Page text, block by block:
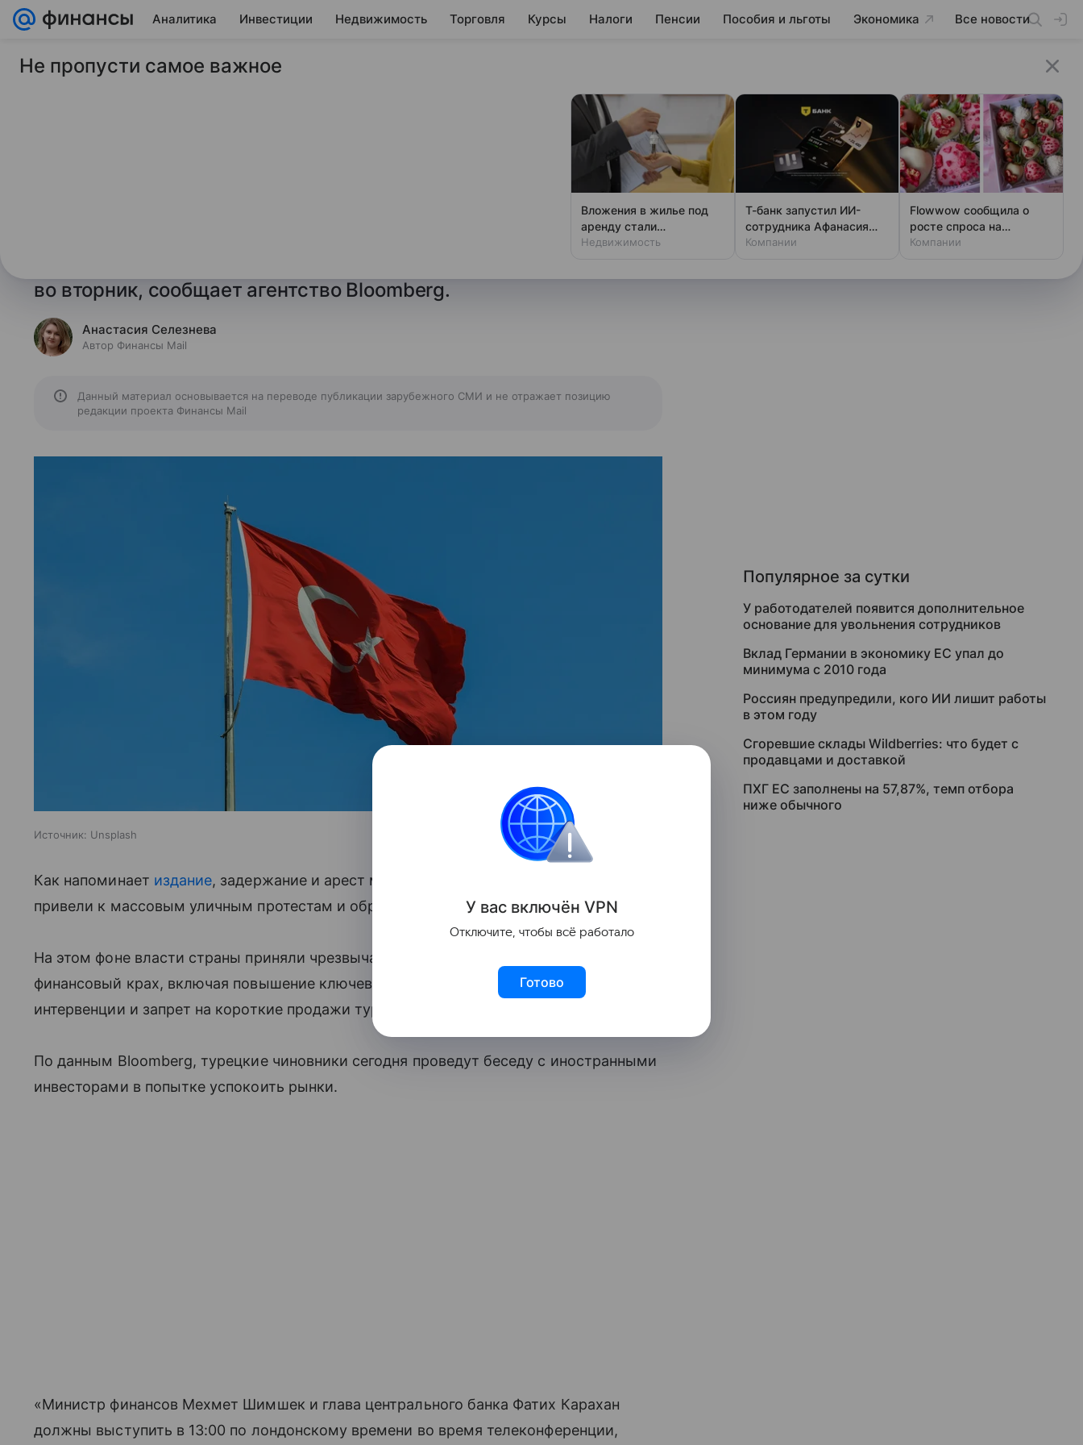
Аналитика Инвестиции Недвижимость Торговля Курсы Налоги Пенсии Пособия и льготы Экономика Все новости
25 марта 2025 Финансы Mail
во вторник, сообщает агентство Bloomberg.
Анастасия Селезнева
Автор Финансы Mail
Данный материал основывается на переводе публикации зарубежного СМИ и не отражает позицию
редакции проекта Финансы Mail
Источник: Unsplash
Как напоминает издание, задержание и арест мэра Стамбула Экрема Имамоглу
привели к массовым уличным протестам и обрушили турецкие активы.
На этом фоне власти страны приняли чрезвычайные меры, чтобы остановить
финансовый крах, включая повышение ключевой процентной ставки, валютные
интервенции и запрет на короткие продажи турецких
По данным Bloomberg, турецкие чиновники сегодня проведут беседу с иностранными
инвесторами в попытке успокоить рынки.
«Министр финансов Мехмет Шимшек и глава центрального банка Фатих Карахан
должны выступить в 13:00 по лондонскому времени во время телеконференции,
Популярное за сутки
У работодателей появится дополнительное
основание для увольнения сотрудников
Вклад Германии в экономику ЕС упал до
минимума с 2010 года
Россиян предупредили, кого ИИ лишит работы
в этом году
Сгоревшие склады Wildberries: что будет с
продавцами и доставкой
ПХГ ЕС заполнены на 57,87%, темп отбора
ниже обычного
Не пропусти самое важное
Вложения в жилье под
аренду стали
убыточными в России
Недвижимость
Т-банк запустил ИИ-
сотрудника Афанасия
для сложных сценариев
Компании
Flowwow сообщила о
росте спроса на
клубнику в шоколаде в
Компании
У вас включён VPN
Отключите, чтобы всё работало
Готово